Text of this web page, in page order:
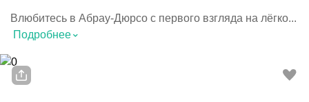
Влюбитесь в Абрау-Дюрсо с первого взгляда на лёгко...
Подробнее⌃